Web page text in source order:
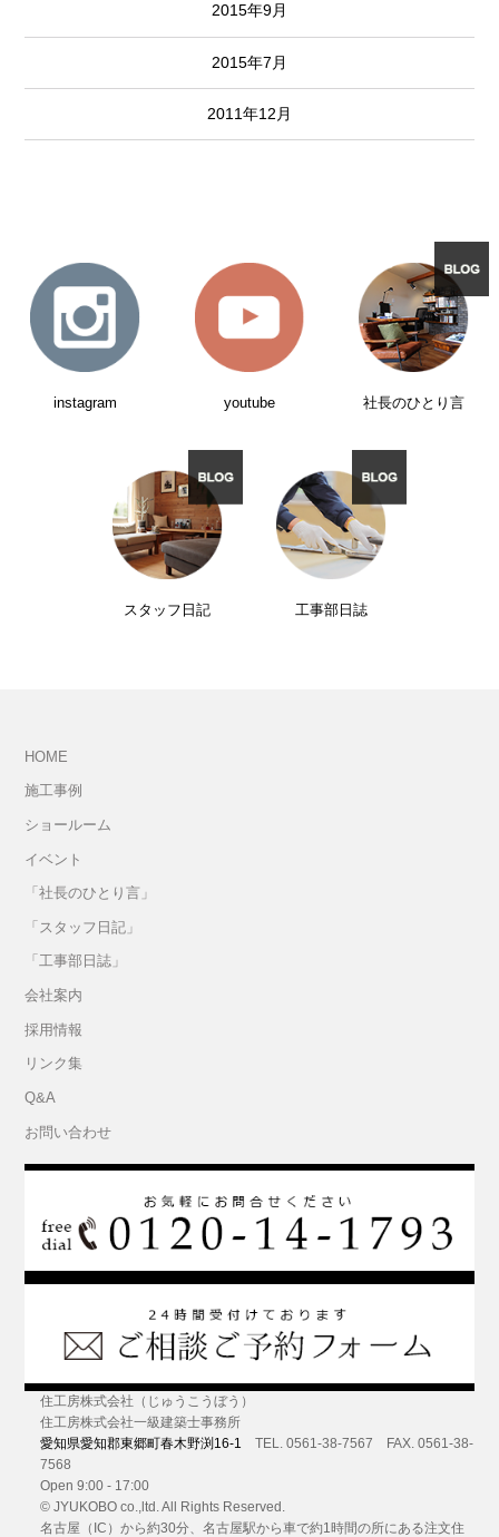
2015年9月
2015年7月
2011年12月
instagram youtube 社長のひとり言
スタッフ日記 工事部日誌
HOME
施工事例
ショールーム
イベント
「社長のひとり言」
「スタッフ日記」
「工事部日誌」
会社案内
採用情報
リンク集
Q&A
お問い合わせ
住工房株式会社（じゅうこうぼう）
住工房株式会社一級建築士事務所
愛知県愛知郡東郷町春木野渕16-1
TEL. 0561-38-7567 FAX. 0561-38-
7568
Open 9:00 - 17:00
© JYUKOBO co.,ltd. All Rights Reserved.
名古屋（IC）から約30分、名古屋駅から車で約1時間の所にある注文住